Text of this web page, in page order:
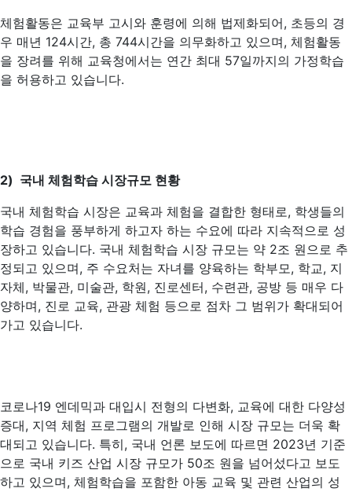
체험활동은 교육부 고시와 훈령에 의해 법제화되어, 초등의 경
우 매년 124시간, 총 744시간을 의무화하고 있으며, 체험활동
을 장려를 위해 교육청에서는 연간 최대 57일까지의 가정학습
을 허용하고 있습니다.
2) 국내 체험학습 시장규모 현황
국내 체험학습 시장은 교육과 체험을 결합한 형태로, 학생들의
학습 경험을 풍부하게 하고자 하는 수요에 따라 지속적으로 성
장하고 있습니다. 국내 체험학습 시장 규모는 약 2조 원으로 추
정되고 있으며, 주 수요처는 자녀를 양육하는 학부모, 학교, 지
자체, 박물관, 미술관, 학원, 진로센터, 수련관, 공방 등 매우 다
양하며, 진로 교육, 관광 체험 등으로 점차 그 범위가 확대되어
가고 있습니다.
코로나19 엔데믹과 대입시 전형의 다변화, 교육에 대한 다양성
증대, 지역 체험 프로그램의 개발로 인해 시장 규모는 더욱 확
대되고 있습니다. 특히, 국내 언론 보도에 따르면 2023년 기준
으로 국내 키즈 산업 시장 규모가 50조 원을 넘어섰다고 보도
하고 있으며, 체험학습을 포함한 아동 교육 및 관련 산업의 성